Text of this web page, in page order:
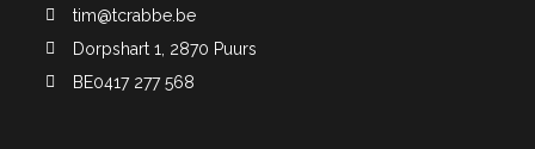
tim@tcrabbe.be
Dorpshart 1, 2870 Puurs
BE0417 277 568